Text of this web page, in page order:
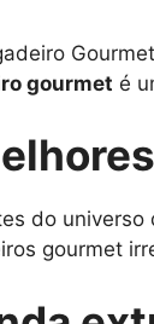
gourmet é
do
gourmet